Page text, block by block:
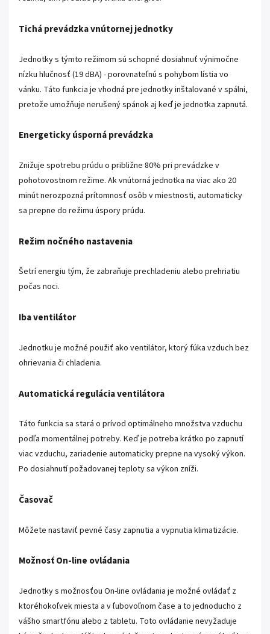
Tichá prevádzka vnútornej jednotky
Jednotky s týmto režimom sú schopné dosiahnuť výnimočne
nízku hlučnosť (19 dBA) - porovnateľnú s pohybom lístia vo
vánku. Táto funkcia je vhodná pre jednotky inštalované v spálni,
pretože umožňuje nerušený spánok aj keď je jednotka zapnutá.
Energeticky úsporná prevádzka
Znižuje spotrebu prúdu o približne 80% pri prevádzke v
pohotovostnom režime. Ak vnútorná jednotka na viac ako 20
minút nerozpozná prítomnosť osôb v miestnosti, automaticky
sa prepne do režimu úspory prúdu.
Režim nočného nastavenia
Šetrí energiu tým, že zabraňuje prechladeniu alebo prehriatiu
počas noci.
Iba ventilátor
Jednotku je možné použiť ako ventilátor, ktorý fúka vzduch bez
ohrievania či chladenia.
Automatická regulácia ventilátora
Táto funkcia sa stará o prívod optimálneho množstva vzduchu
podľa momentálnej potreby. Keď je potreba krátko po zapnutí
viac vzduchu, zariadenie automaticky prepne na vysoký výkon.
Po dosiahnutí požadovanej teploty sa výkon zníži.
Časovač
Môžete nastaviť pevné časy zapnutia a vypnutia klimatizácie.
Možnosť On-line ovládania
Jednotky s možnosťou On-line ovládania je možné ovládať z
ktoréhokoľvek miesta a v ľubovoľnom čase a to jednoducho z
vášho smartfónu alebo z tabletu. Toto ovládanie nevyžaduje